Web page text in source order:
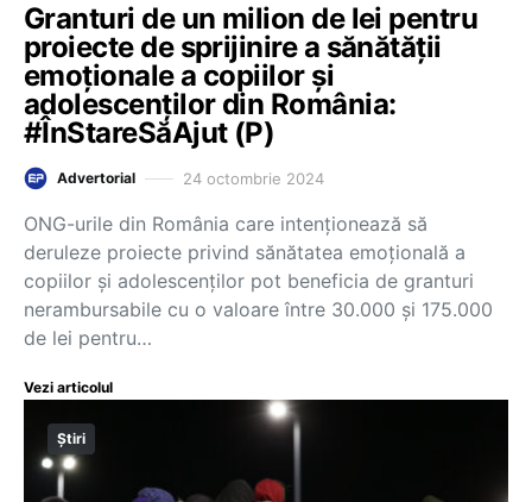
Granturi de un milion de lei pentru
proiecte de sprijinire a sănătății
emoționale a copiilor și
adolescenților din România:
#ÎnStareSăAjut (P)
Advertorial 24 octombrie 2024
ONG-urile din România care intenționează să
deruleze proiecte privind sănătatea emoțională a
copiilor și adolescenților pot beneficia de granturi
nerambursabile cu o valoare între 30.000 și 175.000
de lei pentru…
Vezi articolul
Știri